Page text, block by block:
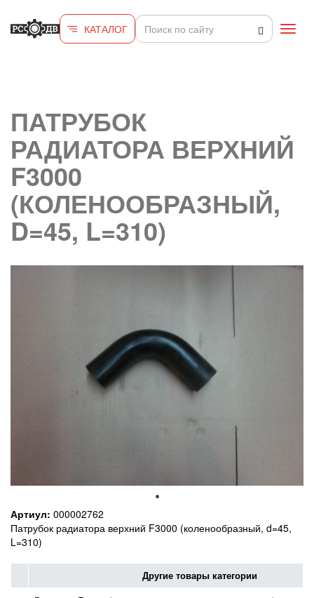
КАТАЛОГ
ПАТРУБОК
РАДИАТОРА ВЕРХНИЙ
F3000
(КОЛЕНООБРАЗНЫЙ,
D=45, L=310)
Артиул: 000002762
Патрубок радиатора верхний F3000 (коленообразный, d=45,
L=310)
Другие товары категории